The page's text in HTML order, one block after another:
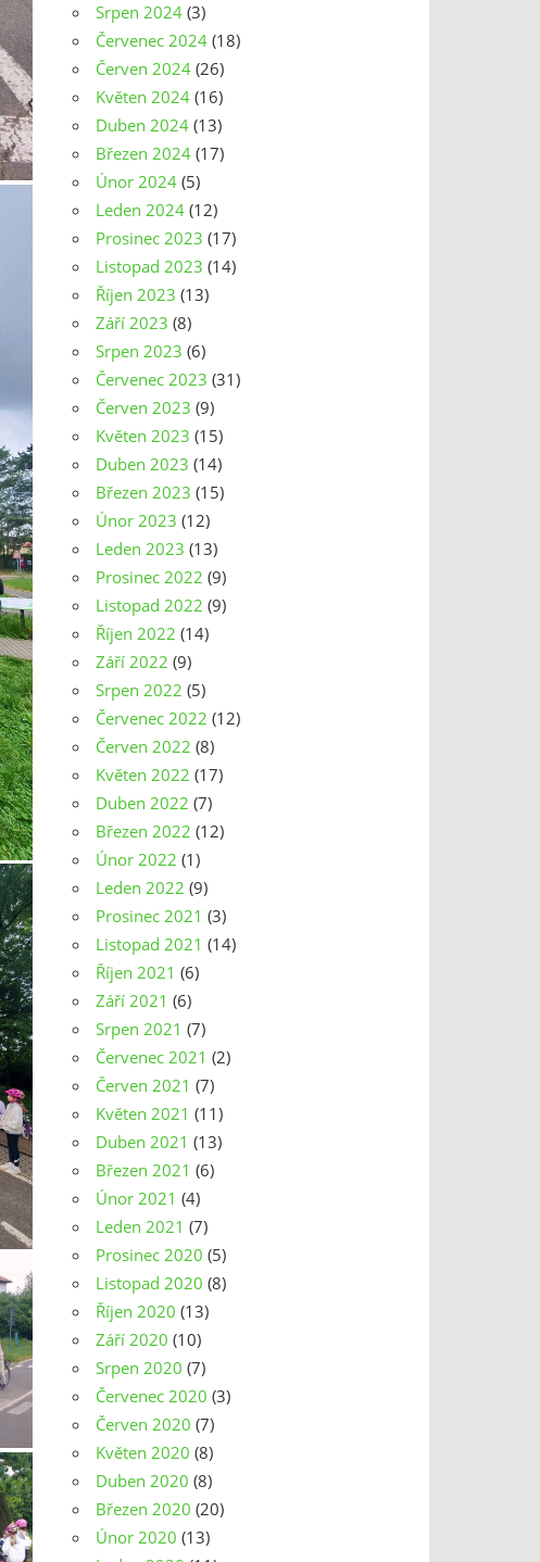
Srpen 2024 (3)
Červenec 2024 (18)
Červen 2024 (26)
Květen 2024 (16)
Duben 2024 (13)
Březen 2024 (17)
Únor 2024 (5)
Leden 2024 (12)
Prosinec 2023 (17)
Listopad 2023 (14)
Říjen 2023 (13)
Září 2023 (8)
Srpen 2023 (6)
Červenec 2023 (31)
Červen 2023 (9)
Květen 2023 (15)
Duben 2023 (14)
Březen 2023 (15)
Únor 2023 (12)
Leden 2023 (13)
Prosinec 2022 (9)
Listopad 2022 (9)
Říjen 2022 (14)
Září 2022 (9)
Srpen 2022 (5)
Červenec 2022 (12)
Červen 2022 (8)
Květen 2022 (17)
Duben 2022 (7)
Březen 2022 (12)
Únor 2022 (1)
Leden 2022 (9)
Prosinec 2021 (3)
Listopad 2021 (14)
Říjen 2021 (6)
Září 2021 (6)
Srpen 2021 (7)
Červenec 2021 (2)
Červen 2021 (7)
Květen 2021 (11)
Duben 2021 (13)
Březen 2021 (6)
Únor 2021 (4)
Leden 2021 (7)
Prosinec 2020 (5)
Listopad 2020 (8)
Říjen 2020 (13)
Září 2020 (10)
Srpen 2020 (7)
Červenec 2020 (3)
Červen 2020 (7)
Květen 2020 (8)
Duben 2020 (8)
Březen 2020 (20)
Únor 2020 (13)